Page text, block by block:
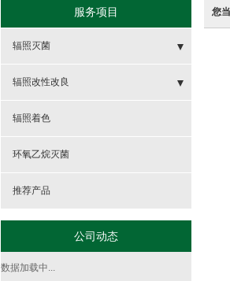
您
服务项目
辐照灭菌
- 食品辐照灭菌
- 药品及保健品辐照灭菌
- 医用敷料及医疗器械的辐照灭菌
- 化妆品及日用品的辐照灭菌
辐照改性改良
- 电线电缆的辐照交联
- 高分子交联
- 半导体改良改性
辐照着色
环氧乙烷灭菌
推荐产品
公司动态
数据加载中...